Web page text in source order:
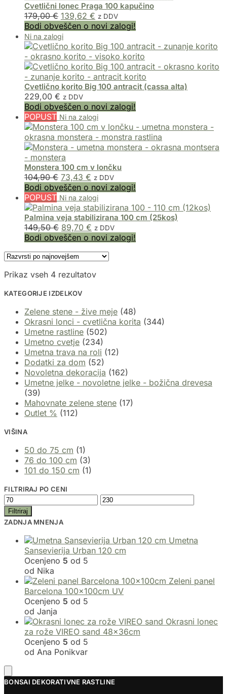
Cvetlični lonec Praga 100 kapučino
179,00€ 139,62 € z DDV
Bodi obveščen o novi zalogi!
Cvetlično korito Big 100 antracit (cassa alta)
229,00 € z DDV
Bodi obveščen o novi zalogi!
POPUST
Monstera 100 cm v lončku
104,90€ 73,43 € z DDV
Bodi obveščen o novi zalogi!
POPUST
Palmina veja stabilizirana 100 cm (25kos)
149,50€ 89,70 € z DDV
Bodi obveščen o novi zalogi!
Prikaz vseh 4 rezultatov
KATEGORIJE IZDELKOV
Zelene stene - žive meje (48)
Okrasni lonci - cvetlična korita (344)
Umetne rastline (502)
Umetno cvetje (234)
Umetna trava na roli (12)
Dodatki za dom (52)
Novoletna dekoracija (162)
Umetne jelke - novoletne jelke - božična drevesa
(39)
Mahovnate zelene stene (17)
Outlet % (112)
VIŠINA
50 do 75 cm (1)
76 do 100 cm (3)
101 do 150 cm (1)
FILTRIRAJ PO CENI
Filtriraj
ZADNJA MNENJA
Umetna
Sansevierija Urban 120 cm
Ocenjeno 5 od 5
od Nika
Zeleni panel
Barcelona 100x100cm UV
Ocenjeno 5 od 5
od Janja
Okrasni lonec
za rože VIREO sand 48x36cm
Ocenjeno 5 od 5
od Ana Ponikvar
BONSAI DEKORATIVNE RASTLINE